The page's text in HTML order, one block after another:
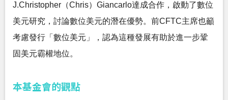
J.Christopher（Chris）Giancarlo達成合作，啟動了數位
美元研究，討論數位美元的潛在優勢。前CFTC主席也籲
考慮發行「數位美元」，認為這種發展有助於進一步鞏
固美元霸權地位。
本基金會的觀點